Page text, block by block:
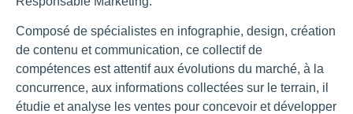
Composé de spécialistes en infographie, design, création
de contenu et communication, ce collectif de
compétences est attentif aux évolutions du marché, à la
concurrence, aux informations collectées sur le terrain, il
étudie et analyse les ventes pour concevoir et développer